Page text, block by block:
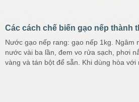
Các cách chế biến gạo nếp thành
Nước gạo nếp rang: gạo nếp 1kg. Ngâm
nước vài ba lần, đem vo rửa sạch, phơi
vàng và tán bột để sẵn. Khi dùng hòa với